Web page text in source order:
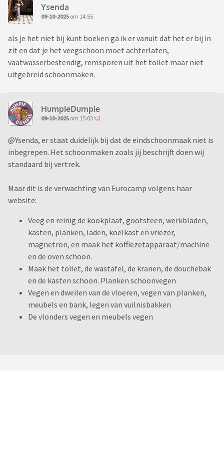
Ysenda
09-10-2025 om 14:55
als je het niet bij kunt boeken ga ik er vanuit dat het er bij in
zit en dat je het veegschoon moet achterlaten,
vaatwasserbestendig, remsporen uit het toilet maar niet
uitgebreid schoonmaken.
HumpieDumpie
09-10-2025 om 15:03
@Ysenda, er staat duidelijk bij dat de eindschoonmaak niet is
inbegrepen. Het schoonmaken zoals jij beschrijft doen wij
standaard bij vertrek.
Maar dit is de verwachting van Eurocamp volgens haar
website:
Veeg en reinig de kookplaat, gootsteen, werkbladen,
kasten, planken, laden, koelkast en vriezer,
magnetron, en maak het koffiezetapparaat/machine
en de oven schoon.
Maak het toilet, de wastafel, de kranen, de douchebak
en de kasten schoon. Planken schoonvegen
Vegen en dweilen van de vloeren, vegen van planken,
meubels en bank, legen van vuilnisbakken
De vlonders vegen en meubels vegen